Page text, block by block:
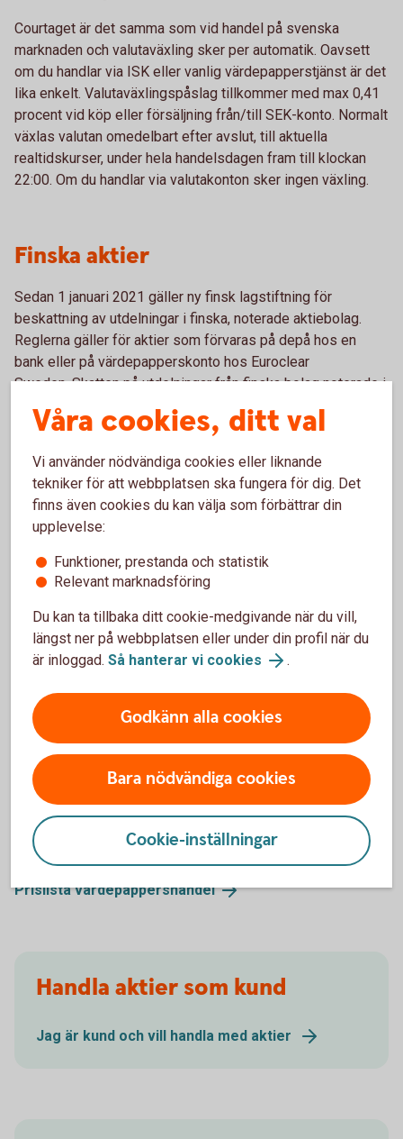
Courtaget är det samma som vid handel på svenska
marknaden och valutaväxling sker per automatik. Oavsett
om du handlar via ISK eller vanlig värdepapperstjänst är det
lika enkelt. Valutaväxlingspåslag tillkommer med max 0,41
procent vid köp eller försäljning från/till SEK-konto. Normalt
växlas valutan omedelbart efter avslut, till aktuella
realtidskurser, under hela handelsdagen fram till klockan
22:00. Om du handlar via valutakonton sker ingen växling.
Finska aktier
Sedan 1 januari 2021 gäller ny finsk lagstiftning för
beskattning av utdelningar i finska, noterade aktiebolag.
Reglerna gäller för aktier som förvaras på depå hos en
bank eller på värdepapperskonto hos Euroclear
Sweden. Skatten på utdelningar från finska bolag noterade i
Sverige har höjts till 35 procent, men du kan själv begära
tillbaka de överskjutande 20 procenten från den finska
För dig som vill söka tillbaka din
överskjutande skatt på 20 procent från
den finska skattemyndigheten:
För dig som är privatperson
Ansök om att begära tillbaka den finska skatten
För dig som är företagskund
Ansök om att begära tillbaka den finska skatten
Tänk på att valutarörelsen i EUR/SEK, DKK/SEK och
NOK/SEK påverkar avkastningen
Courtage för värdepappershandel
i appen och internetbanken
Prislista värdepappershandel
Handla aktier som kund
Jag är kund och vill handla med aktier
Våra cookies, ditt val
Vi använder nödvändiga cookies eller liknande
tekniker för att webbplatsen ska fungera för dig. Det
finns även cookies du kan välja som förbättrar din
upplevelse:
Funktioner, prestanda och statistik
Relevant marknadsföring
Du kan ta tillbaka ditt cookie-medgivande när du vill,
längst ner på webbplatsen eller under din profil när du
är inloggad. Så hanterar vi cookies .
Godkänn alla cookies
Bara nödvändiga cookies
Cookie-inställningar